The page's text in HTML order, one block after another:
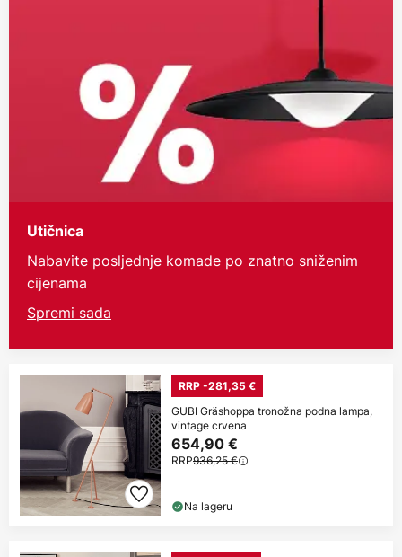
Utičnica
Nabavite posljednje komade po znatno sniženim
cijenama
Spremi sada
RRP -281,35 €
GUBI Gräshoppa tronožna podna lampa,
vintage crvena
654,90 €
RRP936,25 €
Na lageru